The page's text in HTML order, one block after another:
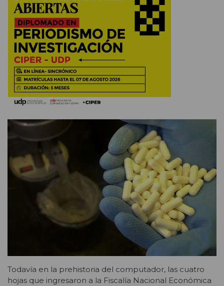
Todavía en la prehistoria del computador, las cuatro
hojas que ingresaron a la Fiscalía Nacional Económica